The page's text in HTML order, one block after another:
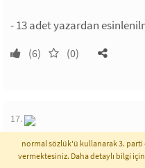
- 13 adet yazardan
(6) (0)
17.
cannibal holocaust
normal sözlük'ü kullanarak 3. parti
vermektesiniz. Daha detaylı bilgi için